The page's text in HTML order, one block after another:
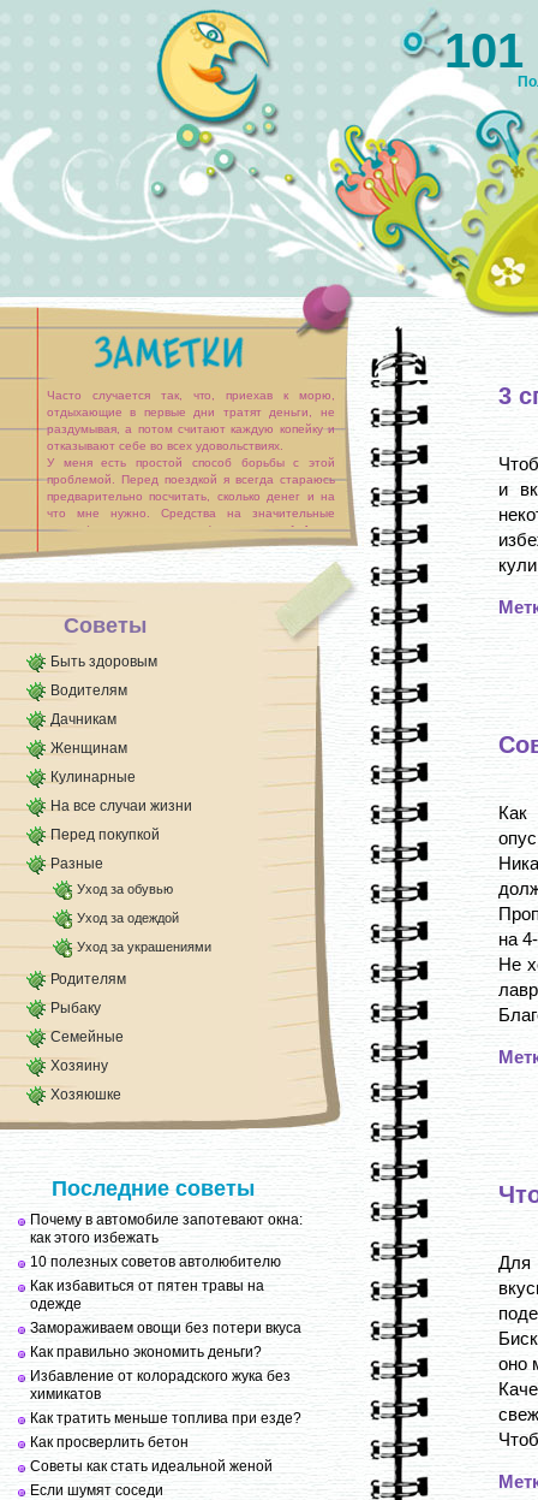
Часто случается так, что, приехав к морю,
отдыхающие в первые дни тратят деньги, не
раздумывая, а потом считают каждую копейку и
отказывают себе во всех удовольствиях.
У меня есть простой способ борьбы с этой
проблемой. Перед поездкой я всегда стараюсь
предварительно посчитать, сколько денег и на
что мне нужно. Средства на значительные
траты (например, экскурсии) откладываю [...]
Советы
Быть здоровым
Водителям
Дачникам
Женщинам
Кулинарные
На все случаи жизни
Перед покупкой
Разные
Уход за обувью
Уход за одеждой
Уход за украшениями
Родителям
Рыбаку
Семейные
Хозяину
Хозяюшке
Последние советы
Почему в автомобиле запотевают окна:
как этого избежать
10 полезных советов автолюбителю
Как избавиться от пятен травы на
одежде
Замораживаем овощи без потери вкуса
Как правильно экономить деньги?
Избавление от колорадского жука без
химикатов
Как тратить меньше топлива при езде?
Как просверлить бетон
Советы как стать идеальной женой
Если шумят соседи
3
и
Как
на
Не
Для
оно